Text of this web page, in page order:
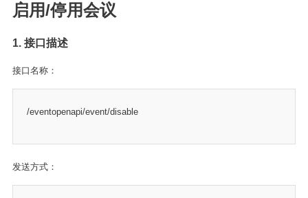
启用/停用会议
1. 接口描述
接口名称：
/eventopenapi/event/disable
发送方式：